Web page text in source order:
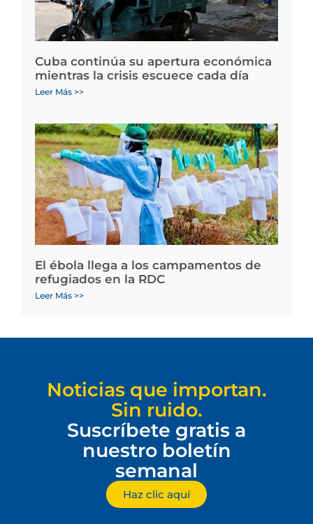
Cuba continúa su apertura económica
mientras la crisis escuece cada día
Leer Más >>
El ébola llega a los campamentos de
refugiados en la RDC
Leer Más >>
Noticias que importan.
Sin ruido.
Suscríbete gratis a
nuestro boletín
semanal
Haz clic aquí